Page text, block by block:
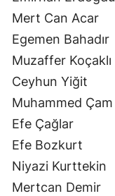
Mert Can Acar
Egemen Bahadır
Muzaffer Koçaklı
Ceyhun Yiğit
Muhammed Çam
Efe Çağlar
Efe Bozkurt
Niyazi Kurttekin
Mertcan Demir